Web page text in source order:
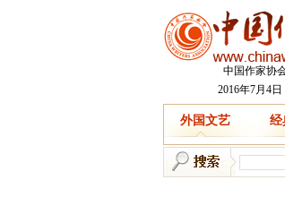
中国作家协
2016年7月4
外国文艺 经